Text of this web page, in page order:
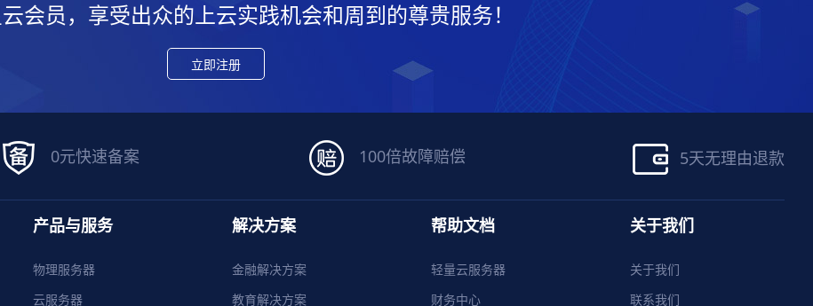
会员，享受出众的上云实践机会和周到的尊贵服务！
立即注册
0元快速备案 100倍故障赔偿 5天无理由退款
产品与服务
物理服务器
云服务器
解决方案
金融解决方案
教育解决方案
帮助文档
轻量云服务器
财务中心
关于我们
关于我们
联系我们